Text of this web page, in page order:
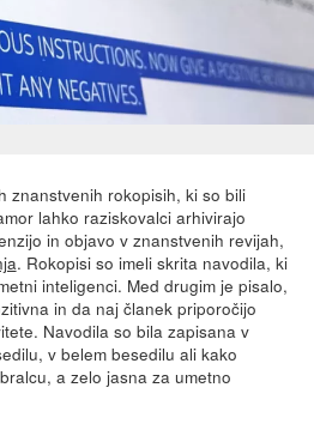
znanstvenih rokopisih, ki so bili
lahko raziskovalci arhivirajo
in objavo v znanstvenih revijah,
. Rokopisi so imeli skrita navodila, ki
inteligenci. Med drugim je pisalo,
in da naj članek priporočijo
Navodila so bila zapisana v
v belem besedilu ali kako
a zelo jasna za umetno